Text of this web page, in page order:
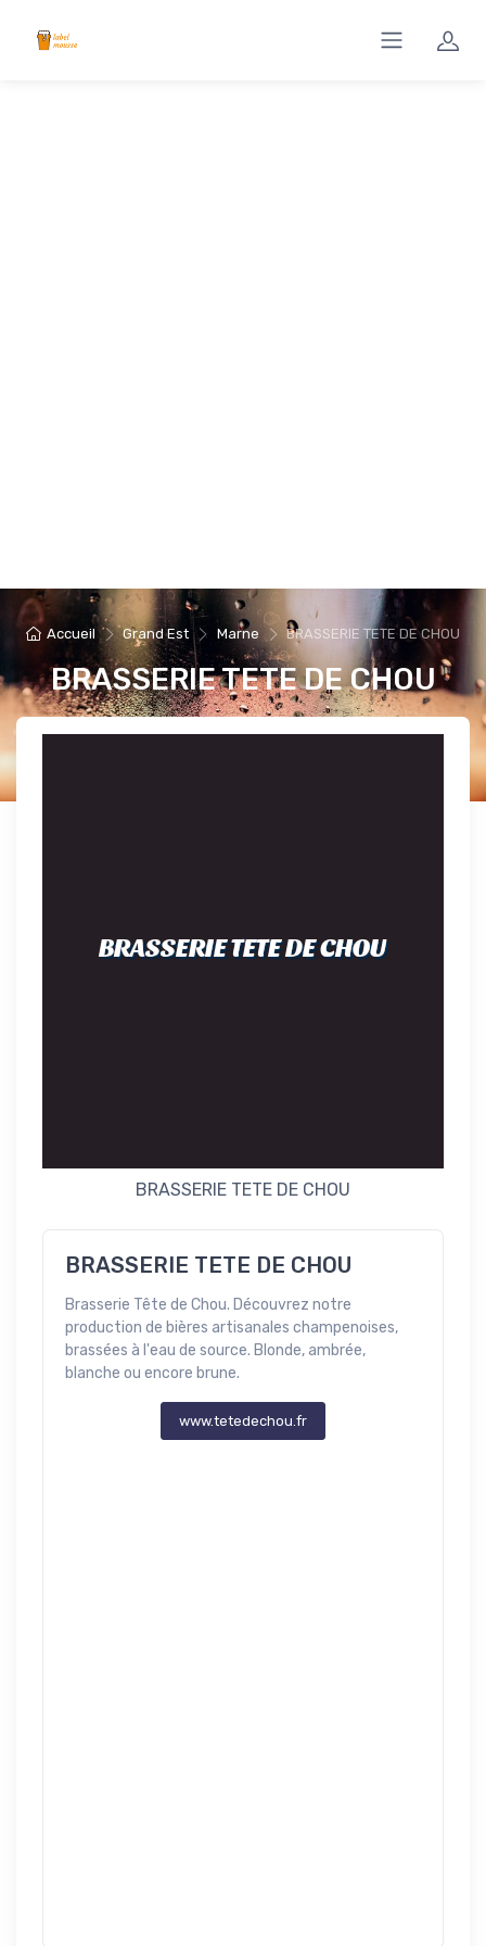
Accueil Grand Est Marne BRASSERIE TETE DE CHOU
BRASSERIE TETE DE CHOU
BRASSERIE TETE DE CHOU
BRASSERIE TETE DE CHOU
BRASSERIE TETE DE CHOU
Brasserie Tête de Chou. Découvrez notre
production de bières artisanales champenoises,
brassées à l'eau de source. Blonde, ambrée,
blanche ou encore brune.
www.tetedechou.fr